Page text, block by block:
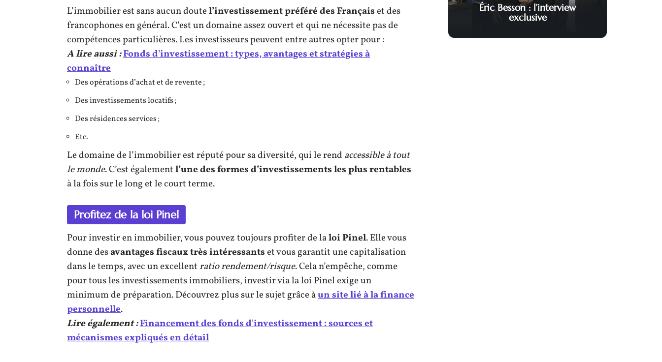
L’immobilier est sans aucun doutel’investissement préféré des Françaiset des
francophones en général. C’est un domaine assez ouvert et qui ne nécessite pas de
compétences particulières. Les investisseurs peuvent entre autres opter pour :
A lire aussi :Fonds d'investissement : types, avantages et stratégies à
connaître
Des opérations d’achat et de revente ;
Des investissements locatifs ;
Des résidences services ;
Etc.
Le domaine de l’immobilier est réputé pour sa diversité, qui le rend accessible à tout
le monde. C’est égalementl’une des formes d’investissements les plus rentables
à la fois sur le long et le court terme.
Profitez de la loi Pinel
Pour investir en immobilier, vous pouvez toujours profiter de laloi Pinel. Elle vous
donne desavantages fiscaux très intéressantset vous garantit une capitalisation
dans le temps, avec un excellentratio rendement/risque. Cela n’empêche, comme
pour tous les investissements immobiliers, investir via la loi Pinel exige un
minimum de préparation. Découvrez plus sur le sujet grâce àun site lié à la finance
personnelle.
Lire également :Financement des fonds d'investissement : sources et
mécanismes expliqués en détail
Éric Besson : l’interview
exclusive